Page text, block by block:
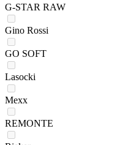
G-STAR RAW
Gino Rossi
GO SOFT
Lasocki
Mexx
REMONTE